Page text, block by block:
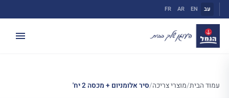
לתוכן
עב EN
AR
FR
עמוד הבית/מוצרי צריכה/סיר אלומניום + מכסה 2 יח'